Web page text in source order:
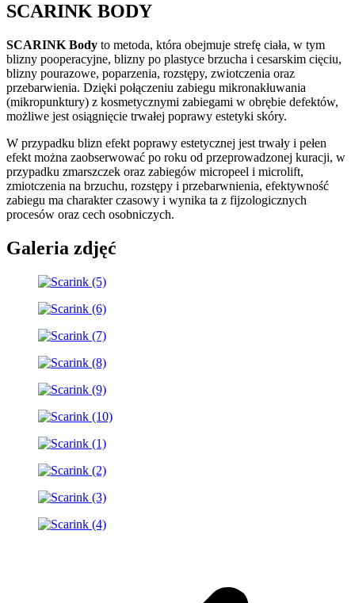
SCARINK BODY
SCARINK Body to metoda, która obejmuje strefę ciała, w tym
blizny pooperacyjne, blizny po plastyce brzucha i cesarskim cięciu,
blizny pourazowe, poparzenia, rozstępy, zwiotczenia oraz
przebarwienia. Dzięki połączeniu zabiegu mikronakłuwania
(mikropunktury) z kosmetycznymi zabiegami w obrębie defektów,
możliwe jest osiągnięcie trwałej poprawy estetyki skóry.
W przypadku blizn efekt poprawy estetycznej jest trwały i pełen
efekt można zaobserwować po roku od przeprowadzonej kuracji, w
przypadku zmarszczek oraz zabiegów micropeel i microlift,
zmiotczenia na brzuchu, rozstępy i przebarwnienia, efektywność
zabiegu ma charakter czasowy i wynika ta z fijzologicznych
procesów oraz cech osobniczych.
Galeria zdjęć